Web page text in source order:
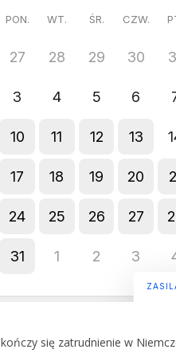
kończy się zatrudnienie w